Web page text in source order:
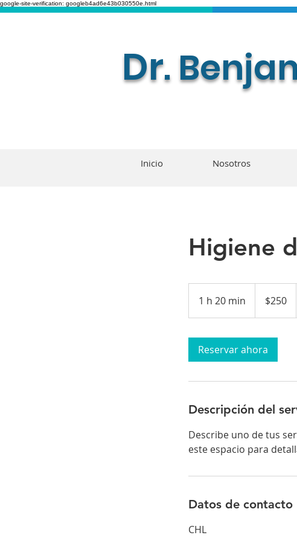
google-site-verification: googleb4ad6e43b030550e.html
Dr.
Inicio Nosotros
Higiene
1 h 20 min
0
n
chilenos
$250
Reservar ahora
Descripción del
Describe uno de tus
este espacio para
Datos de contacto
CHL